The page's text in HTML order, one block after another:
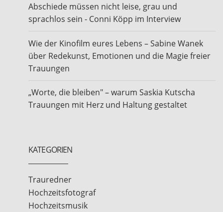
Abschiede müssen nicht leise, grau und
sprachlos sein - Conni Köpp im Interview
Wie der Kinofilm eures Lebens – Sabine Wanek
über Redekunst, Emotionen und die Magie freier
Trauungen
„Worte, die bleiben" – warum Saskia Kutscha
Trauungen mit Herz und Haltung gestaltet
KATEGORIEN
Trauredner
Hochzeitsfotograf
Hochzeitsmusik